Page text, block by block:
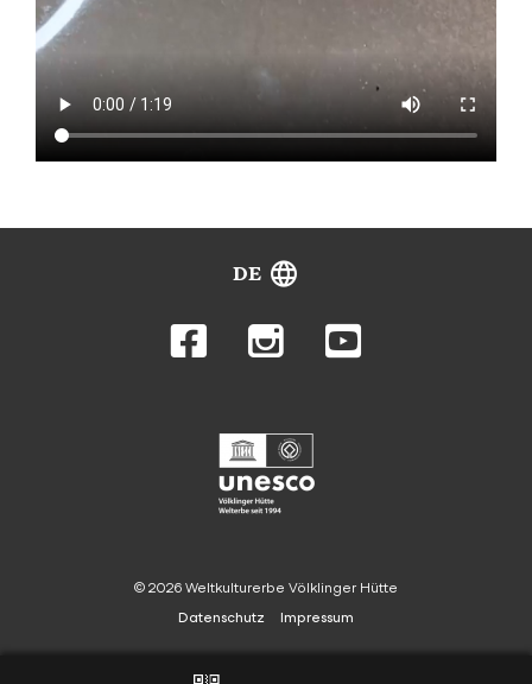
DE
© 2026 Weltkulturerbe Völklinger Hütte
Datenschutz
Impressum